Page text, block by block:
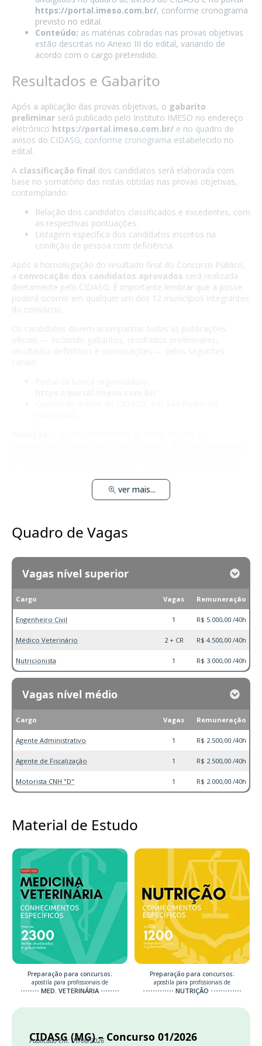
https://portal.imeso.com.br/, conforme cronograma
previsto no edital.
Conteúdo: as matérias cobradas nas provas objetivas
estão descritas no Anexo III do edital, variando de
acordo com o cargo pretendido.
Resultados e Gabarito
Após a aplicação das provas objetivas, o gabarito
preliminar será publicado pelo Instituto IMESO no endereço
eletrônico https://portal.imeso.com.br/ e no quadro de
avisos do CIDASG, conforme cronograma estabelecido no
edital.
A classificação final dos candidatos será elaborada com
base no somatório das notas obtidas nas provas objetivas,
contemplando:
Relação dos candidatos classificados e excedentes, com
as respectivas pontuações.
Listagem específica dos candidatos inscritos na
condição de pessoa com deficiência.
Após a homologação do resultado final do Concurso Público,
a convocação dos candidatos aprovados será realizada
diretamente pelo CIDASG. É importante lembrar que a posse
poderá ocorrer em qualquer um dos 12 municípios integrantes
do consórcio.
Os candidatos devem acompanhar todas as publicações
oficiais — incluindo gabaritos, resultados preliminares,
ver mais...
Quadro de Vagas
Vagas nível superior
Cargo Vagas Remuneração
Engenheiro Civil 1 R$ 5.000,00 /40h
Médico Veterinário 2 + CR R$ 4.500,00 /40h
Nutricionista 1 R$ 3.000,00 /40h
Vagas nível médio
Cargo Vagas Remuneração
Agente Administrativo 1 R$ 2.500,00 /40h
Agente de Fiscalização 1 R$ 2.500,00 /40h
Motorista CNH "D" 1 R$ 2.000,00 /40h
Material de Estudo
Preparação para concursos:
apostila para profissionais de
MED. VETERINÁRIA
Preparação para concursos:
apostila para profissionais de
NUTRIÇÃO
CIDASG (MG) – Concurso 01/2026
Publicado em: 01/06/2026